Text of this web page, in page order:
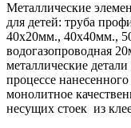
Металлические
для детей: труба
40х20мм., 40х40мм.,
водогазопроводная
металлические
процессе
монолитное
несущих стоек из